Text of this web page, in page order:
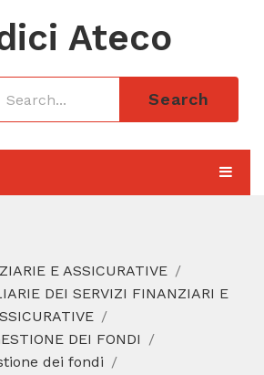
Ateco
Search
2025
SERVE
E ASSICURATIVE
DEI SERVIZI FINANZIARI E
DEI FONDI
dei fondi